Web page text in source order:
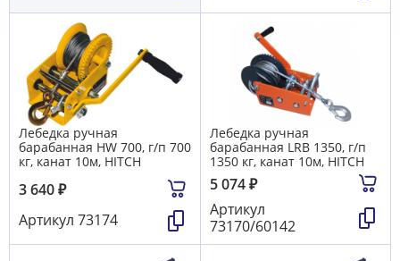
Лебедка ручная
барабанная HW 700, г/п 700
кг, канат 10м, HITCH
3 640₽
Артикул 73174
Лебедка ручная
барабанная LRB 1350, г/п
1350 кг, канат 10м, HITCH
5 074₽
Артикул
73170/60142